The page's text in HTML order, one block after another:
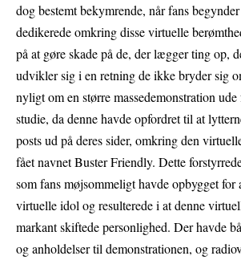
dog bestemt bekymrende, når fans
dedikerede omkring disse virtuelle
på at gøre skade på de, der lægger ting op,
udvikler sig i en retning de ikke bryder sig
nyligt om en større massedemonstration
studie, da denne havde opfordret til at
posts ud på deres sider, omkring den
fået navnet Buster Friendly. Dette
som fans møjsommeligt havde opbygget for
virtuelle idol og resulterede i at denne
markant skiftede personlighed. Der havde
og anholdelser til demonstrationen, og